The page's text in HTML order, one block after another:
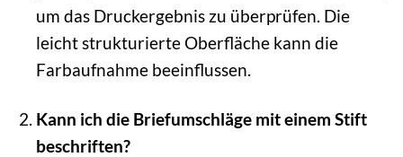
um das Druckergebnis zu überprüfen. Die
leicht strukturierte Oberfläche kann die
Farbaufnahme beeinflussen.
Kann ich die Briefumschläge mit einem Stift
beschriften?